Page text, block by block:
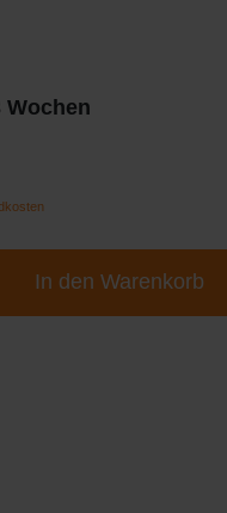
Wochen
In den Warenkorb